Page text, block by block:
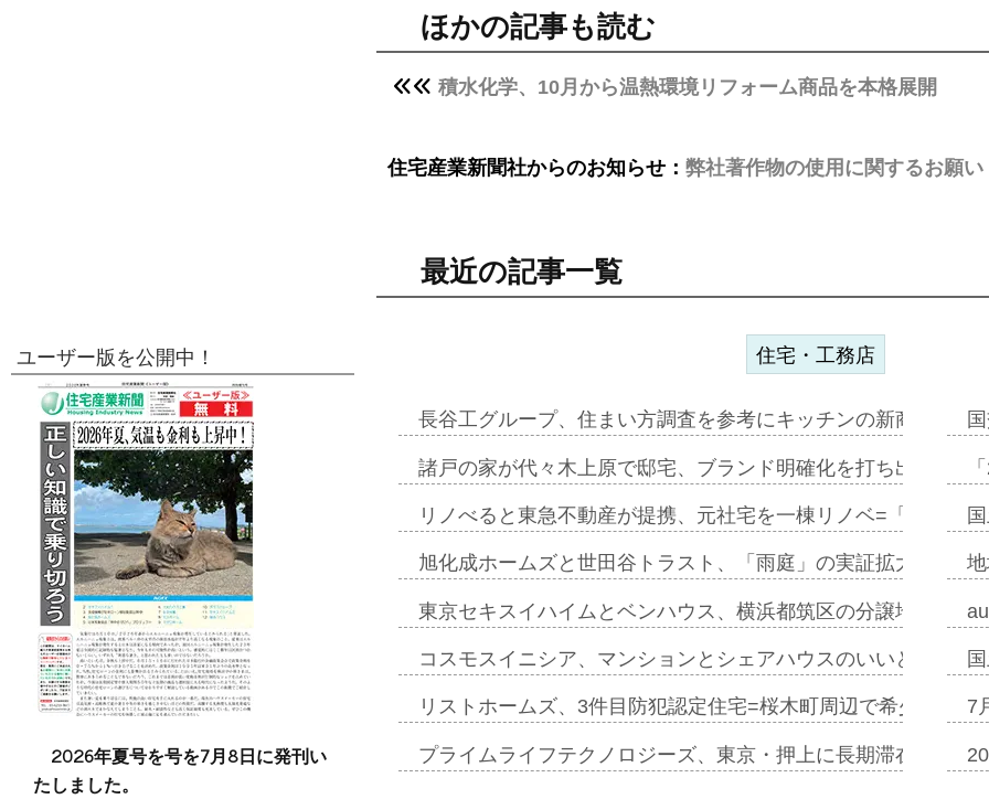
ほかの記事も読む
積水化学、10月から温熱環境リフォーム商品を本格展開
住宅産業新聞社からのお知らせ： 弊社著作物の使用に関するお願い
最近の記事一覧
住宅・工務店
長谷工グループ、住まい方調査を参考にキッチンの新商品=「
諸戸の家が代々木上原で邸宅、ブランド明確化を打ち出す=年
リノべると東急不動産が提携、元社宅を一棟リノベ=「職住遊
旭化成ホームズと世田谷トラスト、「雨庭」の実証拡大へ=ガ
東京セキスイハイムとベンハウス、横浜都筑区の分譲地開発で
コスモスイニシア、マンションとシェアハウスのいいとこどり
リストホームズ、3件目防犯認定住宅=桜木町周辺で希少価値
プライムライフテクノロジーズ、東京・押上に長期滞在型ホテ
7
ユーザー版を公開中！
2026年夏号を号を7月8日に発刊い
たしました。